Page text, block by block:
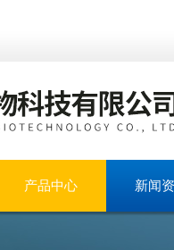
产品中心 新闻